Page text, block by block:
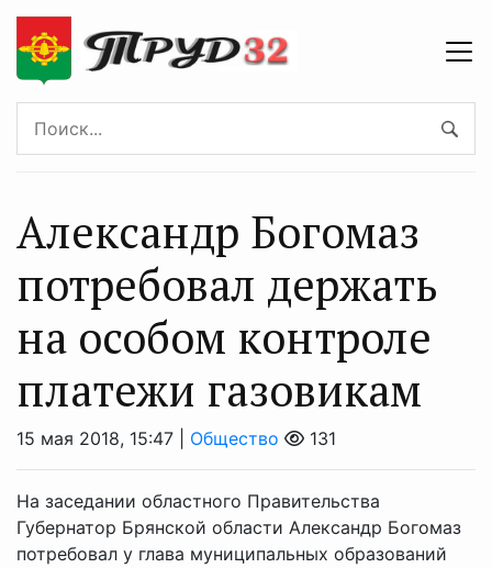
Александр Богомаз
потребовал держать
на особом контроле
платежи газовикам
15 мая 2018, 15:47 | Общество 131
На заседании областного Правительства
Губернатор Брянской области Александр Богомаз
потребовал у глава муниципальных образований